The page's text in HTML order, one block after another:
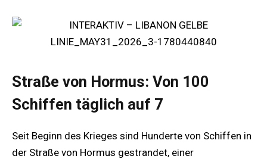
Straße von Hormus: Von 100
Schiffen täglich auf 7
Seit Beginn des Krieges sind Hunderte von Schiffen in
der Straße von Hormus gestrandet, einer